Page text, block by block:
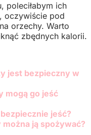
poleciłabym ich
oczywiście pod
orzechy. Warto
zbędnych kalorii.
jest bezpieczny w
mogą go jeść
jeść?
ją spożywać?